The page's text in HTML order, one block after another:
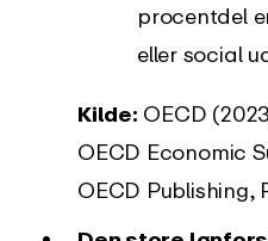
procentdel
eller social
Kilde: OECD
OECD Economic
OECD Publishing,